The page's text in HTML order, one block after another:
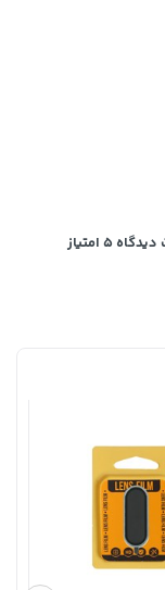
با ثبت دیدگاه 5 امتیاز